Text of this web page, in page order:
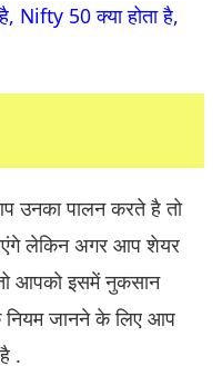
Nifty 50 क्या होता है,
उनका पालन करते है तो
लेकिन अगर आप शेयर
आपको इसमें नुकसान
नियम जानने के लिए आप
.